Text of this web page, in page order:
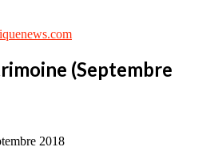
(Septembre
2018